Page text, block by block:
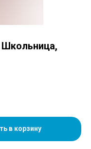
в корзину